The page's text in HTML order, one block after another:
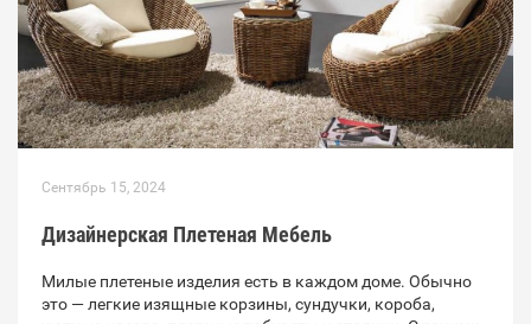
Сентябрь 15, 2024
Дизайнерская Плетеная Мебель
Милые плетеные изделия есть в каждом доме. Обычно
это — легкие изящные корзины, сундучки, короба,